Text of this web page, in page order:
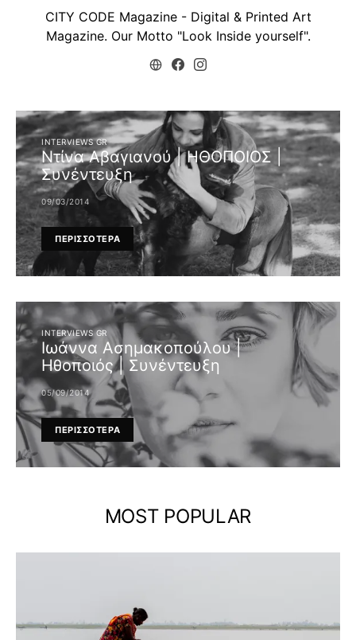
CITY CODE Magazine - Digital & Printed Art
Magazine. Our Motto "Look Inside yourself".
INTERVIEWS GR
Ντίνα Αβαγιανού | ΗΘΟΠΟΙΟΣ |
Συνέντευξη
09/03/2014
ΠΕΡΙΣΣΟΤΕΡΑ
INTERVIEWS GR
Ιωάννα Ασημακοπούλου |
Ηθοποιός | Συνέντευξη
05/09/2014
ΠΕΡΙΣΣΟΤΕΡΑ
MOST POPULAR